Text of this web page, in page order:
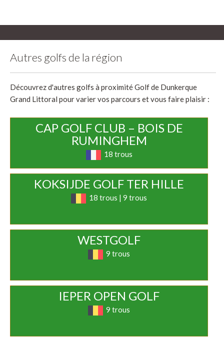
Autres golfs de la région
Découvrez d'autres golfs à proximité Golf de Dunkerque
Grand Littoral pour varier vos parcours et vous faire plaisir :
CAP GOLF CLUB – BOIS DE
RUMINGHEM
18 trous
KOKSIJDE GOLF TER HILLE
18 trous | 9 trous
WESTGOLF
9 trous
IEPER OPEN GOLF
9 trous